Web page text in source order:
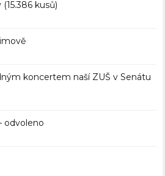
kusů)
koncertem naší ZUŠ v Senátu
odvoleno